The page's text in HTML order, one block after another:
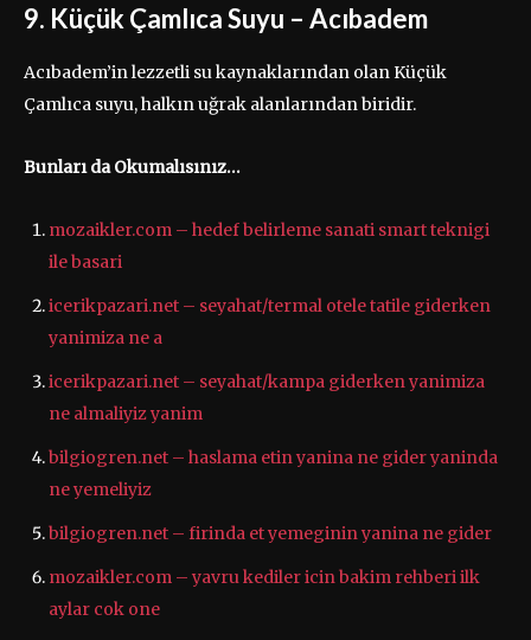
9. Küçük Çamlıca Suyu – Acıbadem
Acıbadem’in lezzetli su kaynaklarından olan Küçük
Çamlıca suyu, halkın uğrak alanlarından biridir.
Bunları da Okumalısınız…
mozaikler.com – hedef belirleme sanati smart teknigi
ile basari
icerikpazari.net – seyahat/termal otele tatile giderken
yanimiza ne a
icerikpazari.net – seyahat/kampa giderken yanimiza
ne almaliyiz yanim
bilgiogren.net – haslama etin yanina ne gider yaninda
ne yemeliyiz
bilgiogren.net – firinda et yemeginin yanina ne gider
mozaikler.com – yavru kediler icin bakim rehberi ilk
aylar cok one